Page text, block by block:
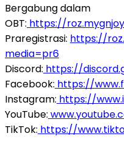
Bergabung dalam
OBT: https://
Praregistrasi: https://
media=pr6
Discord: https://
Facebook: https://
Instagram: https://
YouTube:
TikTok: https://